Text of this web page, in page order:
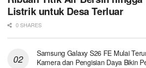
Listrik untuk Desa Terluar
0 SHARES
Samsung Galaxy S26 FE Mulai
Kamera dan Pengisian Daya Bikin